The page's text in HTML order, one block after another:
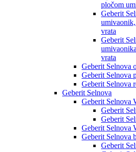
pločom
Geberit
umivaonik,
vrata
Geberit
vrata
Geberit Selnova
Geberit Selnova
Geberit Selnova
Geberit Selnova
Geberit Selnova
Geberit
Geberit
Geberit Selnova
Geberit Selnova
Geberit